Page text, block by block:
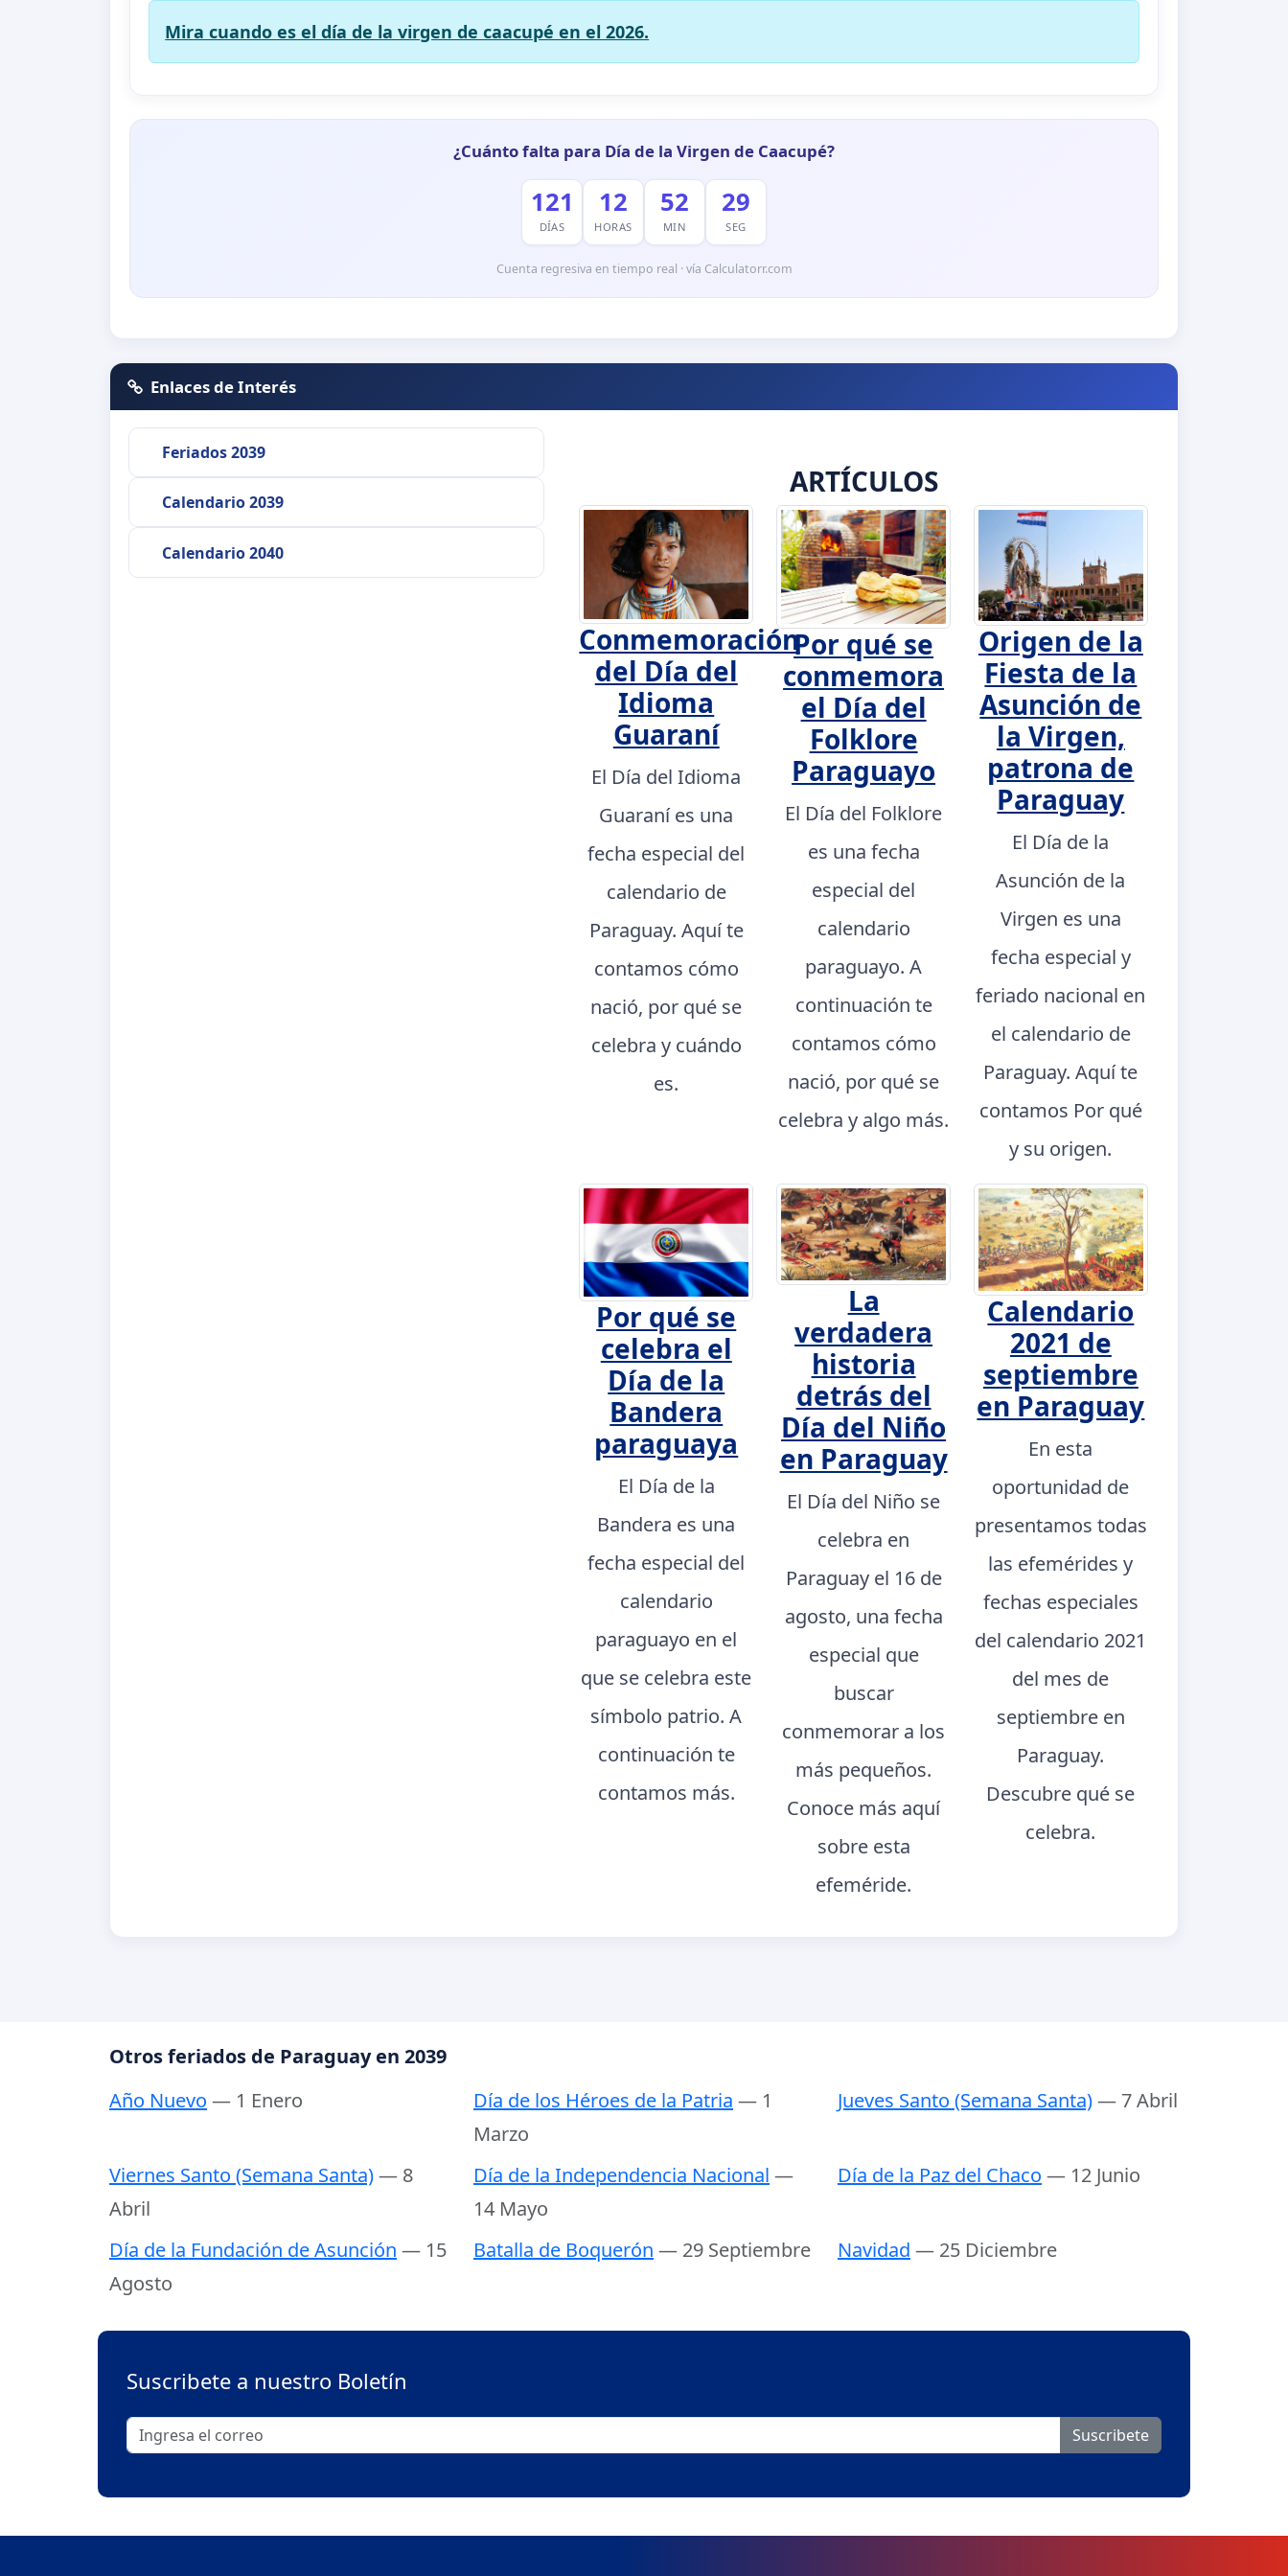
Mira cuando es el día de la virgen de caacupé en el 2026.
¿Cuánto falta para Día de la Virgen de Caacupé?
121
DÍAS
12
HORAS
52
MIN
28
SEG
Cuenta regresiva en tiempo real · vía Calculatorr.com
Enlaces de Interés
Feriados 2039
Calendario 2039
Calendario 2040
ARTÍCULOS
Conmemoración
del Día del
Idioma
Guaraní
El Día del Idioma
Guaraní es una
fecha especial del
calendario de
Paraguay. Aquí te
contamos cómo
nació, por qué se
celebra y cuándo
es.
Por qué se
conmemora
el Día del
Folklore
Paraguayo
El Día del Folklore
es una fecha
especial del
calendario
paraguayo. A
continuación te
contamos cómo
nació, por qué se
celebra y algo más.
Origen de la
Fiesta de la
Asunción de
la Virgen,
patrona de
Paraguay
El Día de la
Asunción de la
Virgen es una
fecha especial y
feriado nacional en
el calendario de
Paraguay. Aquí te
contamos Por qué
y su origen.
Por qué se
celebra el
Día de la
Bandera
paraguaya
El Día de la
Bandera es una
fecha especial del
calendario
paraguayo en el
que se celebra este
símbolo patrio. A
continuación te
contamos más.
La
verdadera
historia
detrás del
Día del Niño
en Paraguay
El Día del Niño se
celebra en
Paraguay el 16 de
agosto, una fecha
especial que
buscar
conmemorar a los
más pequeños.
Conoce más aquí
sobre esta
efeméride.
Calendario
2021 de
septiembre
en Paraguay
En esta
oportunidad de
presentamos todas
las efemérides y
fechas especiales
del calendario 2021
del mes de
septiembre en
Paraguay.
Descubre qué se
celebra.
Otros feriados de Paraguay en 2039
Año Nuevo — 1 Enero Día de los Héroes de la Patria — 1
Marzo
Jueves Santo (Semana Santa)— 7 Abril
Viernes Santo (Semana Santa)— 8
Abril
Día de la Independencia Nacional —
14 Mayo
Día de la Paz del Chaco — 12 Junio
Día de la Fundación de Asunción — 15
Agosto
Batalla de Boquerón — 29 Septiembre Navidad — 25 Diciembre
Suscribete a nuestro Boletín
Suscribete